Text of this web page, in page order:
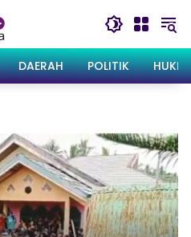
DAERAH POLITIK